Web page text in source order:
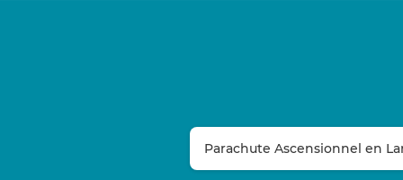
Parachute Ascensionnel en